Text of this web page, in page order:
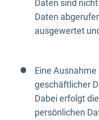
Daten sind
Daten
ausgewertet
Eine
geschäftlicher
Dabei erfolgt
persönlichen